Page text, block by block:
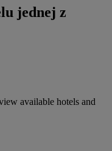
jednej z
available hotels and